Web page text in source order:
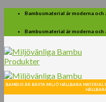
Skip
content
Bambusmaterial är moderna
Bambusmaterial är moderna
BAMBUS ÄR BÄSTA MILJÖ HÅLLBARA